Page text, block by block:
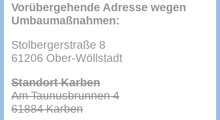
Vorübergehende Adresse wegen
Umbaumaßnahmen:
Stolbergerstraße 8
61206 Ober-Wöllstadt
Standort Karben
Am Taunusbrunnen 4
61884 Karben